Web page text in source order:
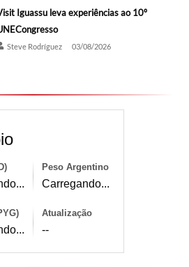
Iguassu leva experiências ao 10º
Steve Rodríguez 03/08/2026
Peso Argentino
Carregando...
Atualização
--